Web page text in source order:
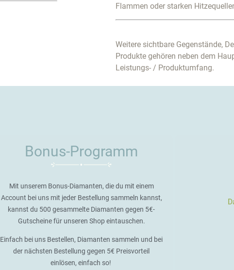
Flammen oder starken
Weitere sichtbare Gegenstände,
Produkte gehören neben dem
Leistungs- / Produktumfang.
Bonus-Programm
Mit unserem Bonus-Diamanten, die du mit einem
Account bei uns mit jeder Bestellung sammeln kannst,
kannst du 500 gesammelte Diamanten gegen 5€-
Gutscheine für unseren Shop eintauschen.
Einfach bei uns Bestellen, Diamanten sammeln und bei
der nächsten Bestellung gegen 5€ Preisvorteil
einlösen, einfach so!